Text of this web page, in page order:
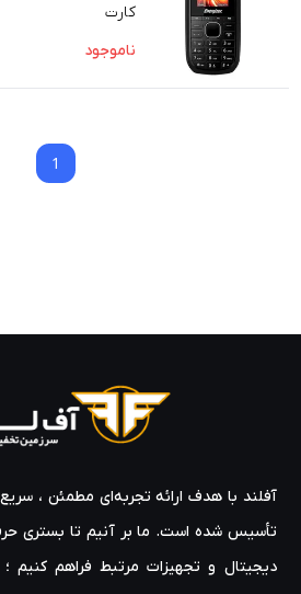
کارت
ناموجود
11
آفلند با هدف ارائه‌ تجربه‌ای مطمئن ،
تأسیس شده است. ما بر آنیم تا بستری
دیجیتال و تجهیزات مرتبط فراهم